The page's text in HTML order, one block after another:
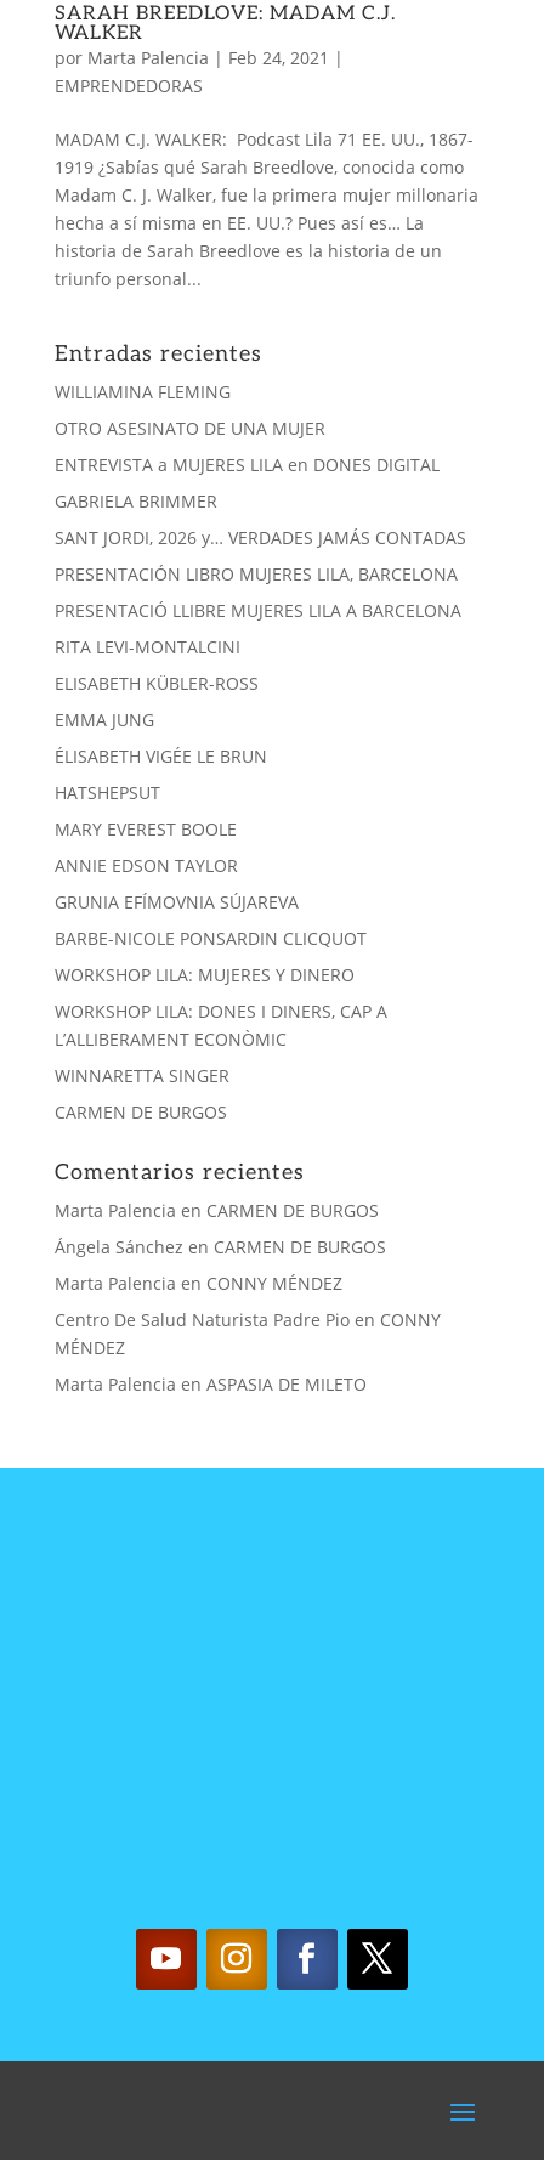
SARAH BREEDLOVE: MADAM C.J.
WALKER
por Marta Palencia | Feb 24, 2021 |
EMPRENDEDORAS
MADAM C.J. WALKER: Podcast Lila 71 EE. UU., 1867-
1919 ¿Sabías qué Sarah Breedlove, conocida como
Madam C. J. Walker, fue la primera mujer millonaria
hecha a sí misma en EE. UU.? Pues así es… La
historia de Sarah Breedlove es la historia de un
triunfo personal...
Entradas recientes
WILLIAMINA FLEMING
OTRO ASESINATO DE UNA MUJER
ENTREVISTA a MUJERES LILA en DONES DIGITAL
GABRIELA BRIMMER
SANT JORDI, 2026 y… VERDADES JAMÁS CONTADAS
PRESENTACIÓN LIBRO MUJERES LILA, BARCELONA
PRESENTACIÓ LLIBRE MUJERES LILA A BARCELONA
RITA LEVI-MONTALCINI
ELISABETH KÜBLER-ROSS
EMMA JUNG
ÉLISABETH VIGÉE LE BRUN
HATSHEPSUT
MARY EVEREST BOOLE
ANNIE EDSON TAYLOR
GRUNIA EFÍMOVNIA SÚJAREVA
BARBE-NICOLE PONSARDIN CLICQUOT
WORKSHOP LILA: MUJERES Y DINERO
WORKSHOP LILA: DONES I DINERS, CAP A
L’ALLIBERAMENT ECONÒMIC
WINNARETTA SINGER
CARMEN DE BURGOS
Comentarios recientes
Marta Palencia en CARMEN DE BURGOS
Ángela Sánchez en CARMEN DE BURGOS
Marta Palencia en CONNY MÉNDEZ
Centro De Salud Naturista Padre Pioen CONNY
MÉNDEZ
Marta Palencia en ASPASIA DE MILETO